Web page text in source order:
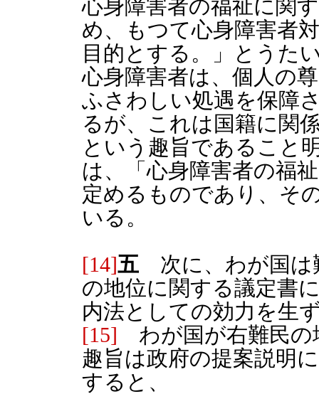
心身障害者の福祉に関
め、もつて心身障害者
目的とする。」とうた
心身障害者は、個人の
ふさわしい処遇を保障
るが、これは国籍に関
という趣旨であること
は、「心身障害者の福
定めるものであり、そ
いる。
[14]五 次に、わが国は
の地位に関する議定書
内法としての効力を生
[15] わが国が右難民の
趣旨は政府の提案説明
すると、